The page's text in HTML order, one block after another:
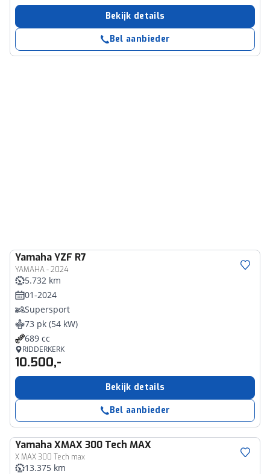
Bekijk details
Bel aanbieder
YamahaYZF R7
YAMAHA - 2024
5.732 km
01-2024
Supersport
73 pk (54 kW)
689 cc
RIDDERKERK
10.500,-
Bekijk details
Bel aanbieder
YamahaXMAX 300 Tech MAX
X MAX 300 Tech max
13.375 km